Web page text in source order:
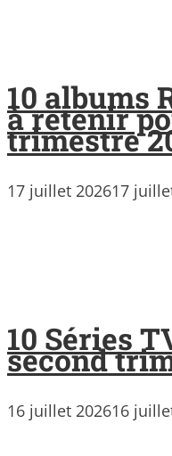
10 albums
à retenir
trimestre
17 juillet 202617
10 Séries
second
16 juillet 202616